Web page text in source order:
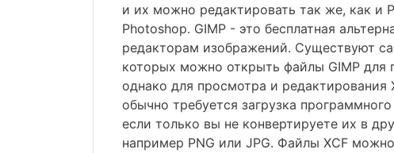
и их можно редактировать так же, как и
Photoshop. GIMP - это бесплатная
редакторам изображений. Существуют
которых можно открыть файлы GIMP для
однако для просмотра и редактирования
обычно требуется загрузка
если только вы не конвертируете их в
например PNG или JPG. Файлы XCF